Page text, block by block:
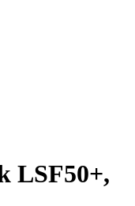
LSF50+,